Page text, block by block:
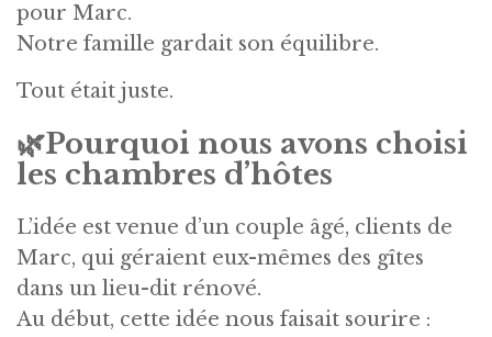
pour Marc.
Notre famille gardait son équilibre.
Tout était juste.
🌿Pourquoi nous avons choisi
les chambres d’hôtes
L’idée est venue d’un couple âgé, clients de
Marc, qui géraient eux-mêmes des gîtes
dans un lieu-dit rénové.
Au début, cette idée nous faisait sourire :